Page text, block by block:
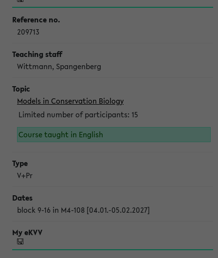
209713
Wittmann, Spangenberg
Models in Conservation Biology
Limited number of participants: 15
Course taught in English
V+Pr
block 9-16 in M4-108 [04.01.-05.02.2027]